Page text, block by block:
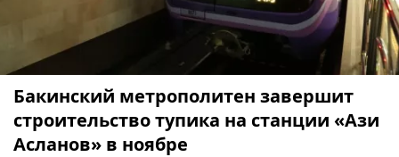
Бакинский метрополитен завершит
строительство тупика на станции «Ази
Асланов» в ноябре